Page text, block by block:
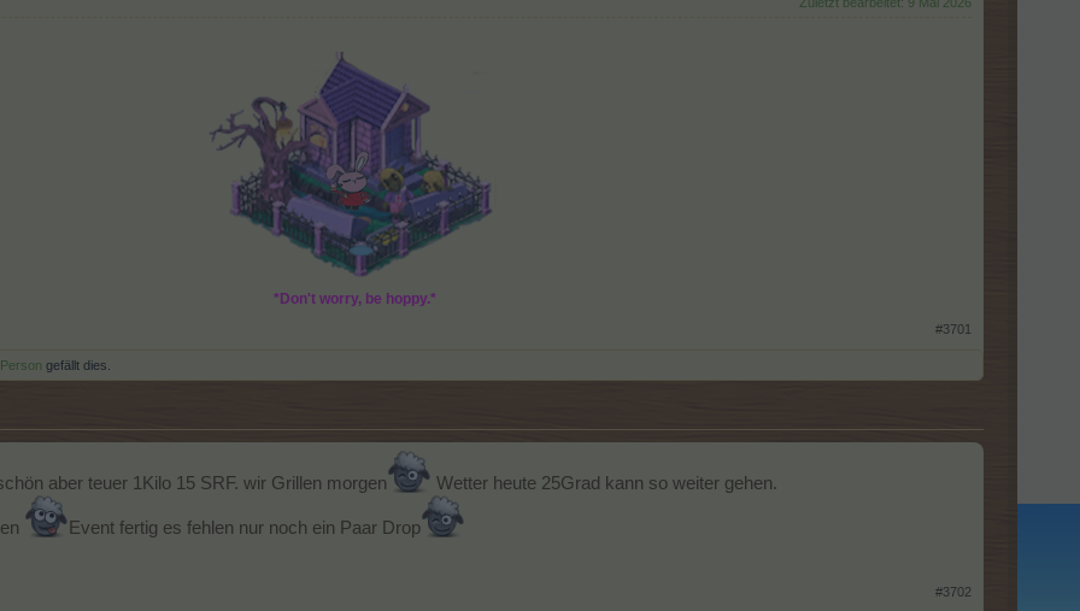
*Don't worry, be hoppy.*
#3701
gefällt dies.
aber teuer 1Kilo 15 SRF. wir Grillen morgen Wetter heute 25Grad kann so weiter gehen.
Event fertig es fehlen nur noch ein Paar Drop
#3702